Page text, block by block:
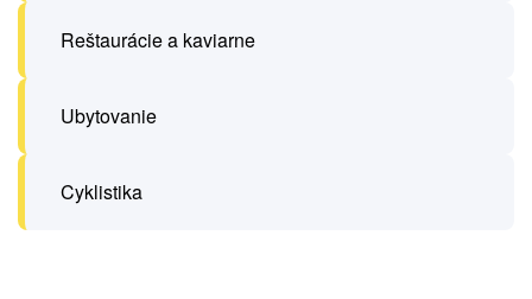
Reštaurácie a kaviarne
Ubytovanie
Cyklistika